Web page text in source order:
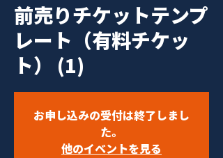
前売りチケットテンプ
レート（有料チケッ
ト） (1)
お申し込みの受付は終了しまし
た。
他のイベントを見る